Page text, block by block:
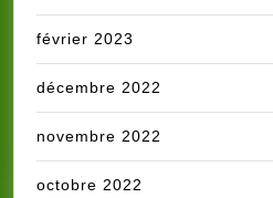
février 2023
décembre 2022
novembre 2022
octobre 2022